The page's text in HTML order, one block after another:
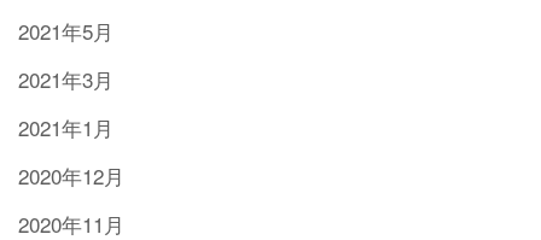
2021年5月
2021年3月
2021年1月
2020年12月
2020年11月